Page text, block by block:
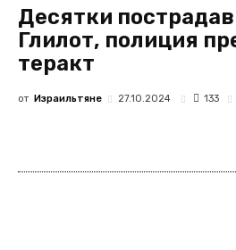
Десятки
Глилот, полиция
теракт
от Израильтяне 27.10.2024 133